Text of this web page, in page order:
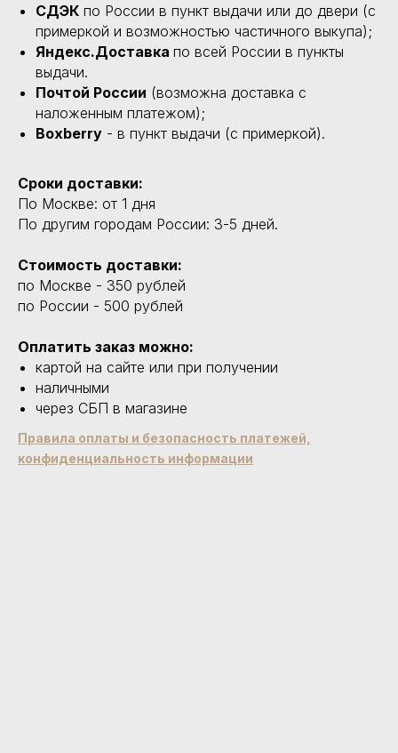
СДЭК по России в пункт выдачи или до двери (с
примеркой и возможностью частичного выкупа);
Яндекс.Доставка по всей России в пункты
выдачи.
Почтой России (возможна доставка с
наложенным платежом);
Boxberry - в пункт выдачи (с примеркой).
Сроки доставки:
По Москве: от 1 дня
По другим городам России: 3-5 дней.
Стоимость доставки:
по Москве - 350 рублей
по России - 500 рублей
Оплатить заказ можно:
картой на сайте или при получении
наличными
через СБП в магазине
Правила оплаты и безопасность платежей,
конфиденциальность информации